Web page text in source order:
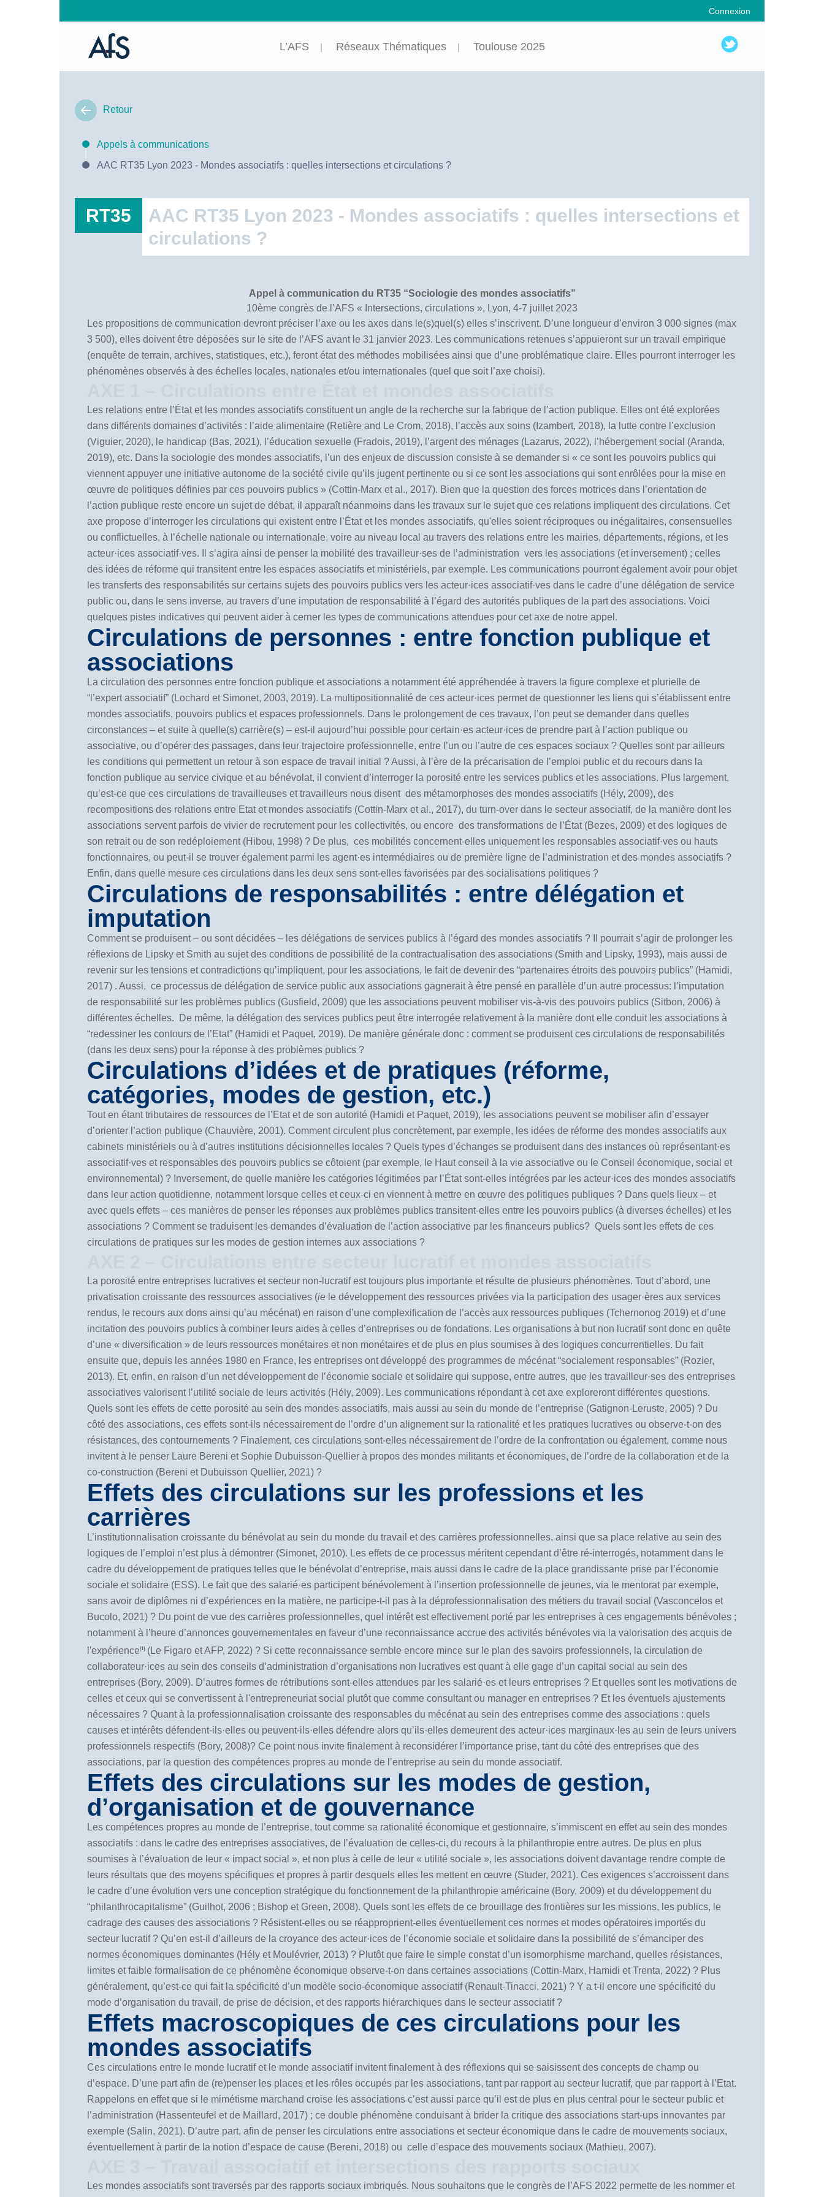
Connexion
L’AFS Réseaux Thématiques Toulouse 2025
Retour
Appels à communications
AAC RT35 Lyon 2023 - Mondes associatifs : quelles intersections et circulations ?
RT35
AAC RT35 Lyon 2023 - Mondes associatifs : quelles intersections et
circulations ?
Appel à communication du RT35 “Sociologie des mondes associatifs”
10ème congrès de l’AFS « Intersections, circulations », Lyon, 4-7 juillet 2023
Les propositions de communication devront préciser l’axe ou les axes dans le(s)quel(s) elles s’inscrivent. D’une longueur d’environ 3 000 signes (max
3 500), elles doivent être déposées sur le site de l’AFS avant le 31 janvier 2023. Les communications retenues s’appuieront sur un travail empirique
(enquête de terrain, archives, statistiques, etc.), feront état des méthodes mobilisées ainsi que d’une problématique claire. Elles pourront interroger les
phénomènes observés à des échelles locales, nationales et/ou internationales (quel que soit l’axe choisi).
Les relations entre l’État et les mondes associatifs constituent un angle de la recherche sur la fabrique de l’action publique. Elles ont été explorées
dans différents domaines d’activités : l’aide alimentaire (Retière and Le Crom, 2018), l’accès aux soins (Izambert, 2018), la lutte contre l’exclusion
(Viguier, 2020), le handicap (Bas, 2021), l’éducation sexuelle (Fradois, 2019), l’argent des ménages (Lazarus, 2022), l’hébergement social (Aranda,
2019), etc. Dans la sociologie des mondes associatifs, l’un des enjeux de discussion consiste à se demander si « ce sont les pouvoirs publics qui
viennent appuyer une initiative autonome de la société civile qu’ils jugent pertinente ou si ce sont les associations qui sont enrôlées pour la mise en
œuvre de politiques définies par ces pouvoirs publics » (Cottin-Marx et al., 2017). Bien que la question des forces motrices dans l’orientation de
l’action publique reste encore un sujet de débat, il apparaît néanmoins dans les travaux sur le sujet que ces relations impliquent des circulations. Cet
axe propose d’interroger les circulations qui existent entre l’État et les mondes associatifs, qu'elles soient réciproques ou inégalitaires, consensuelles
ou conflictuelles, à l’échelle nationale ou internationale, voire au niveau local au travers des relations entre les mairies, départements, régions, et les
acteur·ices associatif·ves. Il s’agira ainsi de penser la mobilité des travailleur·ses de l’administration vers les associations (et inversement) ; celles
des idées de réforme qui transitent entre les espaces associatifs et ministériels, par exemple. Les communications pourront également avoir pour objet
les transferts des responsabilités sur certains sujets des pouvoirs publics vers les acteur·ices associatif·ves dans le cadre d’une délégation de service
public ou, dans le sens inverse, au travers d’une imputation de responsabilité à l’égard des autorités publiques de la part des associations. Voici
quelques pistes indicatives qui peuvent aider à cerner les types de communications attendues pour cet axe de notre appel.
Circulations de personnes : entre fonction publique et
associations
La circulation des personnes entre fonction publique et associations a notamment été appréhendée à travers la figure complexe et plurielle de
“l’expert associatif” (Lochard et Simonet, 2003, 2019). La multipositionnalité de ces acteur·ices permet de questionner les liens qui s’établissent entre
mondes associatifs, pouvoirs publics et espaces professionnels. Dans le prolongement de ces travaux, l’on peut se demander dans quelles
circonstances – et suite à quelle(s) carrière(s) – est-il aujourd’hui possible pour certain·es acteur·ices de prendre part à l’action publique ou
associative, ou d’opérer des passages, dans leur trajectoire professionnelle, entre l’un ou l’autre de ces espaces sociaux ? Quelles sont par ailleurs
les conditions qui permettent un retour à son espace de travail initial ? Aussi, à l’ère de la précarisation de l’emploi public et du recours dans la
fonction publique au service civique et au bénévolat, il convient d’interroger la porosité entre les services publics et les associations. Plus largement,
qu’est-ce que ces circulations de travailleuses et travailleurs nous disent des métamorphoses des mondes associatifs (Hély, 2009), des
recompositions des relations entre Etat et mondes associatifs (Cottin-Marx et al., 2017), du turn-over dans le secteur associatif, de la manière dont les
associations servent parfois de vivier de recrutement pour les collectivités, ou encore des transformations de l’État (Bezes, 2009) et des logiques de
son retrait ou de son redéploiement (Hibou, 1998) ? De plus, ces mobilités concernent-elles uniquement les responsables associatif·ves ou hauts
fonctionnaires, ou peut-il se trouver également parmi les agent·es intermédiaires ou de première ligne de l’administration et des mondes associatifs ?
Enfin, dans quelle mesure ces circulations dans les deux sens sont-elles favorisées par des socialisations politiques ?
Circulations de responsabilités : entre délégation et
imputation
Comment se produisent – ou sont décidées – les délégations de services publics à l’égard des mondes associatifs ? Il pourrait s’agir de prolonger les
réflexions de Lipsky et Smith au sujet des conditions de possibilité de la contractualisation des associations (Smith and Lipsky, 1993), mais aussi de
revenir sur les tensions et contradictions qu’impliquent, pour les associations, le fait de devenir des “partenaires étroits des pouvoirs publics” (Hamidi,
2017) . Aussi, ce processus de délégation de service public aux associations gagnerait à être pensé en parallèle d’un autre processus: l’imputation
de responsabilité sur les problèmes publics ​​(Gusfield, 2009) que les associations peuvent mobiliser vis-à-vis des pouvoirs publics (Sitbon, 2006) à
différentes échelles. De même, la délégation des services publics peut être interrogée relativement à la manière dont elle conduit les associations à
“redessiner les contours de l’Etat” (Hamidi et Paquet, 2019). De manière générale donc : comment se produisent ces circulations de responsabilités
(dans les deux sens) pour la réponse à des problèmes publics ?
Circulations d’idées et de pratiques (réforme,
catégories, modes de gestion, etc.)
Tout en étant tributaires de ressources de l’Etat et de son autorité (Hamidi et Paquet, 2019), les associations peuvent se mobiliser afin d’essayer
d’orienter l’action publique (Chauvière, 2001). Comment circulent plus concrètement, par exemple, les idées de réforme des mondes associatifs aux
cabinets ministériels ou à d’autres institutions décisionnelles locales ? Quels types d’échanges se produisent dans des instances où représentant·es
associatif·ves et responsables des pouvoirs publics se côtoient (par exemple, le Haut conseil à la vie associative ou le Conseil économique, social et
environnemental) ? Inversement, de quelle manière les catégories légitimées par l’État sont-elles intégrées par les acteur·ices des mondes associatifs
dans leur action quotidienne, notamment lorsque celles et ceux-ci en viennent à mettre en œuvre des politiques publiques ? Dans quels lieux – et
avec quels effets – ces manières de penser les réponses aux problèmes publics transitent-elles entre les pouvoirs publics (à diverses échelles) et les
associations ? Comment se traduisent les demandes d’évaluation de l’action associative par les financeurs publics? Quels sont les effets de ces
circulations de pratiques sur les modes de gestion internes aux associations ?
La porosité entre entreprises lucratives et secteur non-lucratif est toujours plus importante et résulte de plusieurs phénomènes. Tout d’abord, une
privatisation croissante des ressources associatives (ie le développement des ressources privées via la participation des usager·ères aux services
rendus, le recours aux dons ainsi qu’au mécénat) en raison d’une complexification de l’accès aux ressources publiques (Tchernonog 2019) et d’une
incitation des pouvoirs publics à combiner leurs aides à celles d’entreprises ou de fondations. Les organisations à but non lucratif sont donc en quête
d’une « diversification » de leurs ressources monétaires et non monétaires et de plus en plus soumises à des logiques concurrentielles. Du fait
ensuite que, depuis les années 1980 en France, les entreprises ont développé des programmes de mécénat “socialement responsables” (Rozier,
2013). Et, enfin, en raison d’un net développement de l’économie sociale et solidaire qui suppose, entre autres, que les travailleur·ses des entreprises
associatives valorisent l’utilité sociale de leurs activités (Hély, 2009). Les communications répondant à cet axe exploreront différentes questions.
Quels sont les effets de cette porosité au sein des mondes associatifs, mais aussi au sein du monde de l’entreprise (Gatignon-Leruste, 2005) ? Du
côté des associations, ces effets sont-ils nécessairement de l’ordre d’un alignement sur la rationalité et les pratiques lucratives ou observe-t-on des
résistances, des contournements ? Finalement, ces circulations sont-elles nécessairement de l’ordre de la confrontation ou également, comme nous
invitent à le penser Laure Bereni et Sophie Dubuisson-Quellier à propos des mondes militants et économiques, de l’ordre de la collaboration et de la
co-construction (Bereni et Dubuisson Quellier, 2021) ?
Effets des circulations sur les professions et les
carrières
L’institutionnalisation croissante du bénévolat au sein du monde du travail et des carrières professionnelles, ainsi que sa place relative au sein des
logiques de l’emploi n’est plus à démontrer (Simonet, 2010). Les effets de ce processus méritent cependant d’être ré-interrogés, notamment dans le
cadre du développement de pratiques telles que le bénévolat d’entreprise, mais aussi dans le cadre de la place grandissante prise par l’économie
sociale et solidaire (ESS). Le fait que des salarié·es participent bénévolement à l’insertion professionnelle de jeunes, via le mentorat par exemple,
sans avoir de diplômes ni d’expériences en la matière, ne participe-t-il pas à la déprofessionnalisation des métiers du travail social (Vasconcelos et
Bucolo, 2021) ? Du point de vue des carrières professionnelles, quel intérêt est effectivement porté par les entreprises à ces engagements bénévoles ;
notamment à l’heure d’annonces gouvernementales en faveur d’une reconnaissance accrue des activités bénévoles via la valorisation des acquis de
l'expérience [1]
(Le Figaro et AFP, 2022) ? Si cette reconnaissance semble encore mince sur le plan des savoirs professionnels, la circulation de
collaborateur·ices au sein des conseils d’administration d’organisations non lucratives est quant à elle gage d’un capital social au sein des
entreprises (Bory, 2009). D’autres formes de rétributions sont-elles attendues par les salarié·es et leurs entreprises ? Et quelles sont les motivations de
celles et ceux qui se convertissent à l'entrepreneuriat social plutôt que comme consultant ou manager en entreprises ? Et les éventuels ajustements
nécessaires ? Quant à la professionnalisation croissante des responsables du mécénat au sein des entreprises comme des associations : quels
causes et intérêts défendent-ils·elles ou peuvent-ils·elles défendre alors qu’ils·elles demeurent des acteur·ices marginaux·les au sein de leurs univers
professionnels respectifs (Bory, 2008)? Ce point nous invite finalement à reconsidérer l’importance prise, tant du côté des entreprises que des
associations, par la question des compétences propres au monde de l’entreprise au sein du monde associatif.
Effets des circulations sur les modes de gestion,
d’organisation et de gouvernance
Les compétences propres au monde de l’entreprise, tout comme sa rationalité économique et gestionnaire, s’immiscent en effet au sein des mondes
associatifs : dans le cadre des entreprises associatives, de l’évaluation de celles-ci, du recours à la philanthropie entre autres. De plus en plus
soumises à l’évaluation de leur « impact social », et non plus à celle de leur « utilité sociale », les associations doivent davantage rendre compte de
leurs résultats que des moyens spécifiques et propres à partir desquels elles les mettent en œuvre (Studer, 2021). Ces exigences s’accroissent dans
le cadre d’une évolution vers une conception stratégique du fonctionnement de la philanthropie américaine (Bory, 2009) et du développement du
“philanthrocapitalisme” (Guilhot, 2006 ; Bishop et Green, 2008). Quels sont les effets de ce brouillage des frontières sur les missions, les publics, le
cadrage des causes des associations ? Résistent-elles ou se réapproprient-elles éventuellement ces normes et modes opératoires importés du
secteur lucratif ? Qu’en est-il d’ailleurs de la croyance des acteur·ices de l’économie sociale et solidaire dans la possibilité de s’émanciper des
normes économiques dominantes (Hély et Moulévrier, 2013) ? Plutôt que faire le simple constat d’un isomorphisme marchand, quelles résistances,
limites et faible formalisation de ce phénomène économique observe-t-on dans certaines associations (Cottin-Marx, Hamidi et Trenta, 2022) ? Plus
généralement, qu’est-ce qui fait la spécificité d’un modèle socio-économique associatif (Renault-Tinacci, 2021) ? Y a t-il encore une spécificité du
mode d’organisation du travail, de prise de décision, et des rapports hiérarchiques dans le secteur associatif ?
Effets macroscopiques de ces circulations pour les
mondes associatifs
Ces circulations entre le monde lucratif et le monde associatif invitent finalement à des réflexions qui se saisissent des concepts de champ ou
d’espace. D’une part afin de (re)penser les places et les rôles occupés par les associations, tant par rapport au secteur lucratif, que par rapport à l’Etat.
Rappelons en effet que si le mimétisme marchand croise les associations c’est aussi parce qu’il est de plus en plus central pour le secteur public et
l’administration (Hassenteufel et de Maillard, 2017) ; ce double phénomène conduisant à brider la critique des associations start-ups innovantes par
exemple (Salin, 2021). D’autre part, afin de penser les circulations entre associations et secteur économique dans le cadre de mouvements sociaux,
éventuellement à partir de la notion d’espace de cause (Bereni, 2018) ou celle d’espace des mouvements sociaux (Mathieu, 2007).
Les mondes associatifs sont traversés par des rapports sociaux imbriqués. Nous souhaitons que le congrès de l’AFS 2022 permette de les nommer et